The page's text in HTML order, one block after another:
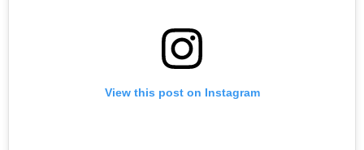
View this post on Instagram